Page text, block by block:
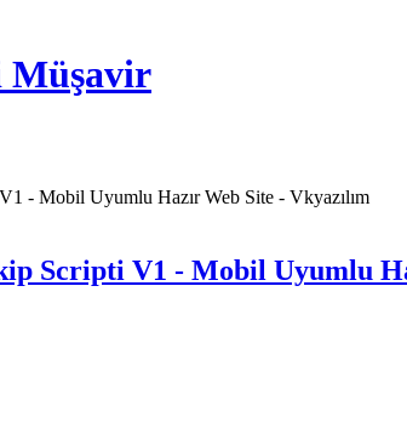
Müşavir
Scripti V1 - Mobil Uyumlu